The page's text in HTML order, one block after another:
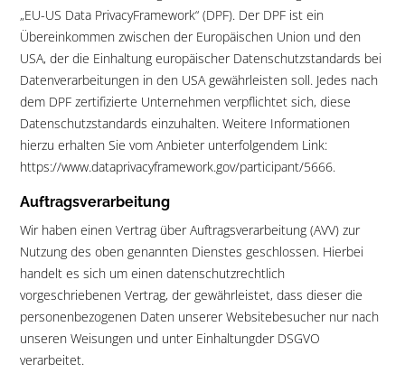
„EU-US Data PrivacyFramework“ (DPF). Der DPF ist ein
Übereinkommen zwischen der Europäischen Union und den
USA, der die Einhaltung europäischer Datenschutzstandards bei
Datenverarbeitungen in den USA gewährleisten soll. Jedes nach
dem DPF zertifizierte Unternehmen verpflichtet sich, diese
Datenschutzstandards einzuhalten. Weitere Informationen
hierzu erhalten Sie vom Anbieter unterfolgendem Link:
https://www.dataprivacyframework.gov/participant/5666.
Auftragsverarbeitung
Wir haben einen Vertrag über Auftragsverarbeitung (AVV) zur
Nutzung des oben genannten Dienstes geschlossen. Hierbei
handelt es sich um einen datenschutzrechtlich
vorgeschriebenen Vertrag, der gewährleistet, dass dieser die
personenbezogenen Daten unserer Websitebesucher nur nach
unseren Weisungen und unter Einhaltungder DSGVO
verarbeitet.